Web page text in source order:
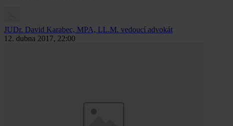
JUDr. David Karabec, MPA, LL.M. vedoucí advokát
12. dubna 2017, 22:00